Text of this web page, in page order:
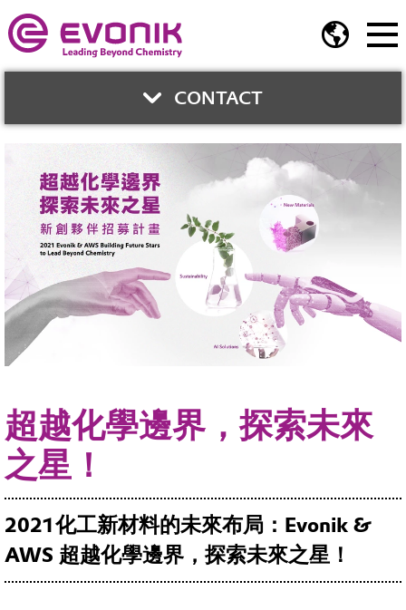
CONTACT
與我們聯繫
鍾智育
業務開發總監
Phone:02-2175 5278
Fax:
超越化學邊界，探索未來
之星！
2021化工新材料的未來布局：Evonik &
AWS 超越化學邊界，探索未來之星！